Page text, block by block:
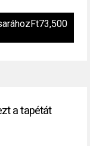
Ft73,500
a tapétát